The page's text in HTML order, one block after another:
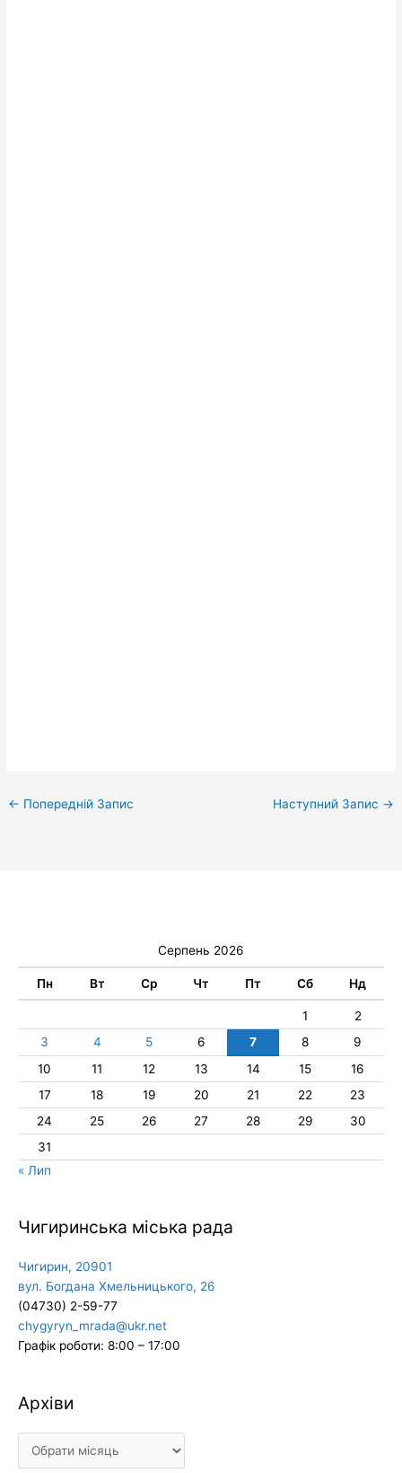
← Попередній Запис Наступний Запис →
Серпень 2026
Пн Вт Ср Чт Пт Сб Нд
1
2
3
4 5 6 7 8
9
10
11 12 13 14 15
16
17
18 19 20 21 22
23
24
25 26 27 28 29
30
31
« Лип
Чигиринська міська рада
Чигирин, 20901
вул. Богдана Хмельницького, 26
(04730) 2-59-77
chygyryn_mrada@ukr.net
Графік роботи: 8:00 – 17:00
Архіви
Архіви